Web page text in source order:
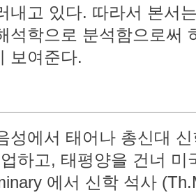
내고 있다. 따라서 본서
석학으로 분석함으로써
보여준다.
성에서 태어나 총신대
하고, 태평양을 건너 미
에서 신학 석사